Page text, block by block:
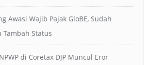
Awasi Wajib Pajak GloBE, Sudah
Status
di Coretax DJP Muncul Eror